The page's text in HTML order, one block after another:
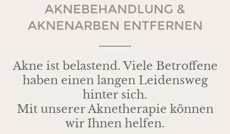
AKNEBEHANDLUNG &
AKNENARBEN ENTFERNEN
Akne ist belastend. Viele Betroffene
haben einen langen Leidensweg
hinter sich.
Mit unserer Aknetherapie können
wir Ihnen helfen.